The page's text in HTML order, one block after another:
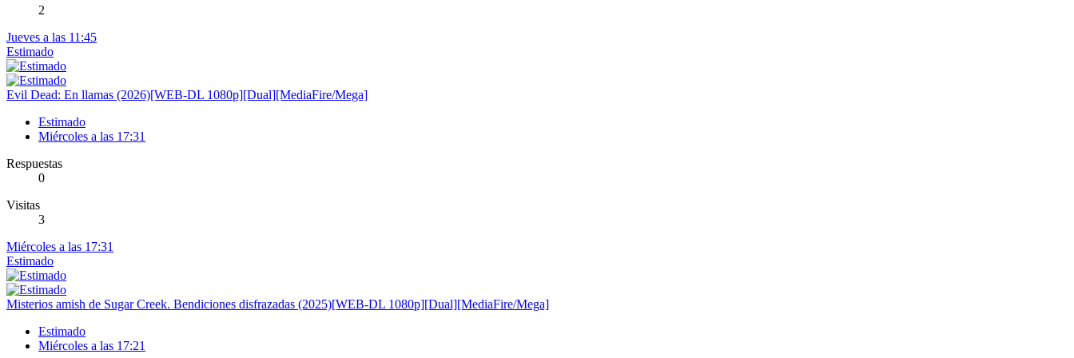
2
Jueves a las 11:45
Estimado
Evil Dead: En llamas (2026)[WEB-DL 1080p][Dual][MediaFire/Mega]
Estimado
Miércoles a las 17:31
Respuestas
0
Visitas
3
Miércoles a las 17:31
Estimado
Misterios amish de Sugar Creek. Bendiciones disfrazadas (2025)[WEB-DL 1080p][Dual][MediaFire/Mega]
Estimado
Miércoles a las 17:21